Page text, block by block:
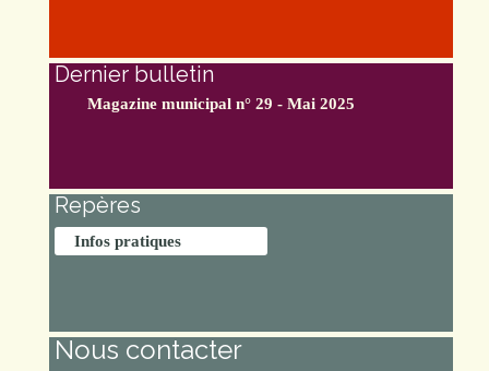
Dernier bulletin
Magazine municipal n° 29 - Mai 2025
Repères
Infos pratiques
Nous contacter